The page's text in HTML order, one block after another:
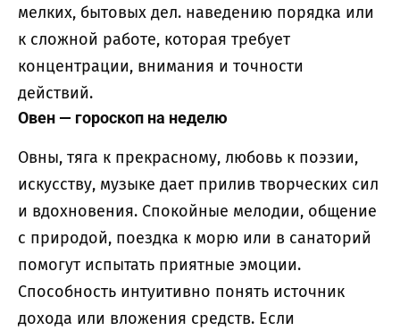
мелких, бытовых дел. наведению порядка или
к сложной работе, которая требует
концентрации, внимания и точности
действий.
Овен — гороскоп на неделю
Овны, тяга к прекрасному, любовь к поэзии,
искусству, музыке дает прилив творческих сил
и вдохновения. Спокойные мелодии, общение
с природой, поездка к морю или в санаторий
помогут испытать приятные эмоции.
Способность интуитивно понять источник
дохода или вложения средств. Если